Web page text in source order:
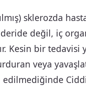
sklerozda
değil, iç
Kesin bir tedavisi
veya
edilmediğinde